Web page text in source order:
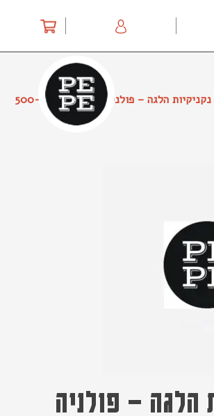
נקניקיות הלגה – פולניה מבית טוב – כ-500
הלגה – פולניה